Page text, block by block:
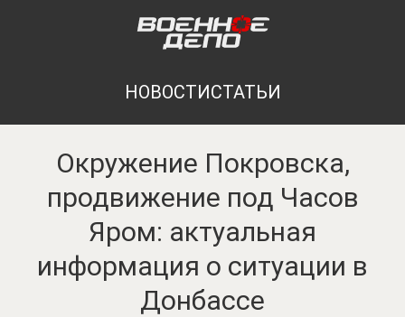
НОВОСТИСТАТЬИ
Окружение Покровска,
продвижение под Часов
Яром: актуальная
информация о ситуации в
Донбассе